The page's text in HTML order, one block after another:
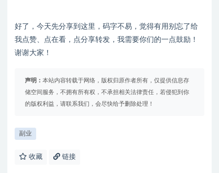
好了，今天先分享到这里，码字不易，觉得有用别忘了给
我点赞、点在看，点分享转发，我需要你们的一点鼓励！
谢谢大家！
声明： 本站内容转载于网络，版权归原作者所有，仅提供信息存
储空间服务，不拥有所有权，不承担相关法律责任，若侵犯到你
的版权利益，请联系我们，会尽快给予删除处理！
副业
收藏 链接